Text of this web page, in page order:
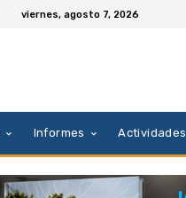
viernes, agosto 7, 2026
Informes Actividades